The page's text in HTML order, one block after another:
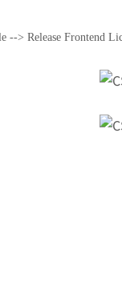
--> Release Frontend